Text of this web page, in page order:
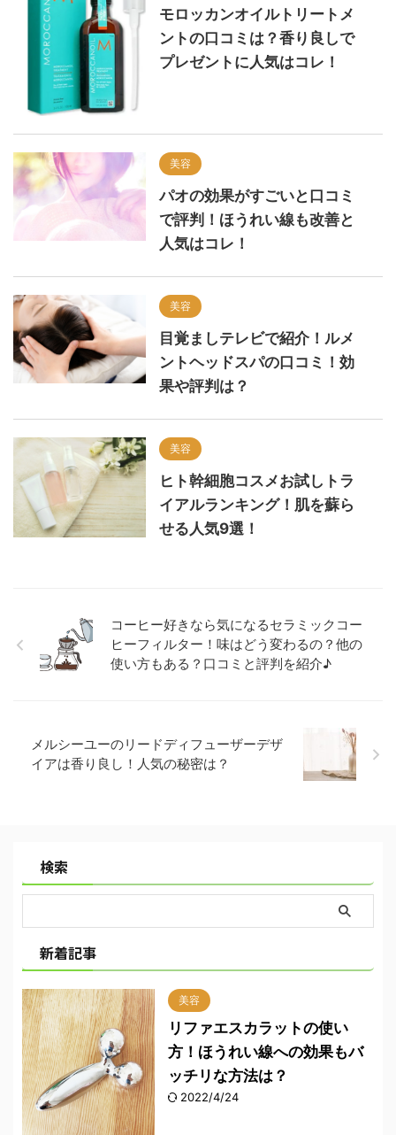
モロッカンオイルトリートメ
ントの口コミは？香り良しで
プレゼントに人気はコレ！
美容
パオの効果がすごいと口コミ
で評判！ほうれい線も改善と
人気はコレ！
美容
目覚ましテレビで紹介！ルメ
ントヘッドスパの口コミ！効
果や評判は？
美容
ヒト幹細胞コスメお試しトラ
イアルランキング！肌を蘇ら
せる人気9選！
コーヒー好きなら気になるセラミックコー
ヒーフィルター！味はどう変わるの？他の
使い方もある？口コミと評判を紹介♪
メルシーユーのリードディフューザーデザ
イアは香り良し！人気の秘密は？
検索
新着記事
美容
リファエスカラットの使い
方！ほうれい線への効果もバ
ッチリな方法は？
2022/4/24